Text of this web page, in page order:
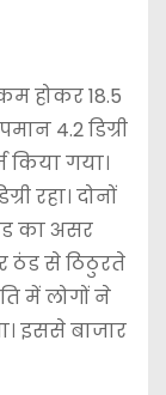
होकर 18.5
4.2 डिग्री
किया गया।
रहा। दोनों
का असर
ठंड से ठिठुरते
में लोगों ने
इससे बाजार